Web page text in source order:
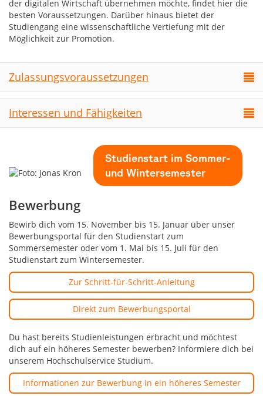
der digitalen Wirtschaft übernehmen möchte, findet hier die
besten Voraussetzungen. Darüber hinaus bietet der
Studiengang eine wissenschaftliche Vertiefung mit der
Möglichkeit zur Promotion.
Zulassungsvoraussetzungen
Interessen und Fähigkeiten
Studienstart im Sommer-
und Wintersemester
Bewerbung
Bewirb dich vom 15. November bis 15. Januar über unser
Bewerbungsportal für den Studienstart zum
Sommersemester oder vom 1. Mai bis 15. Juli für den
Studienstart zum Wintersemester.
Zur Schritt-für-Schritt-Anleitung
Direkt zum Bewerbungsportal
Du hast bereits Studienleistungen erbracht und möchtest
dich auf ein höheres Semester bewerben? Informiere dich bei
unserem Hochschulservice Studium.
Informationen zur Bewerbung in ein höheres Semester